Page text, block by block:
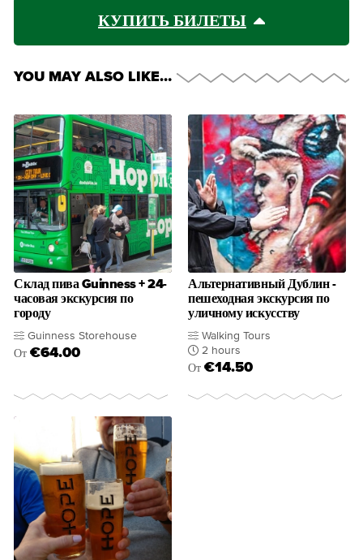
КУПИТЬ БИЛЕТЫ
YOU MAY ALSO LIKE…
Склад пива Guinness + 24-
часовая экскурсия по
городу
Guinness Storehouse
От €64.00
Альтернативный Дублин -
пешеходная экскурсия по
уличному искусству
Walking Tours
2 hours
От €14.50